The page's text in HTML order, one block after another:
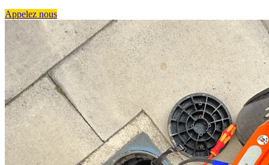
Appelez nous